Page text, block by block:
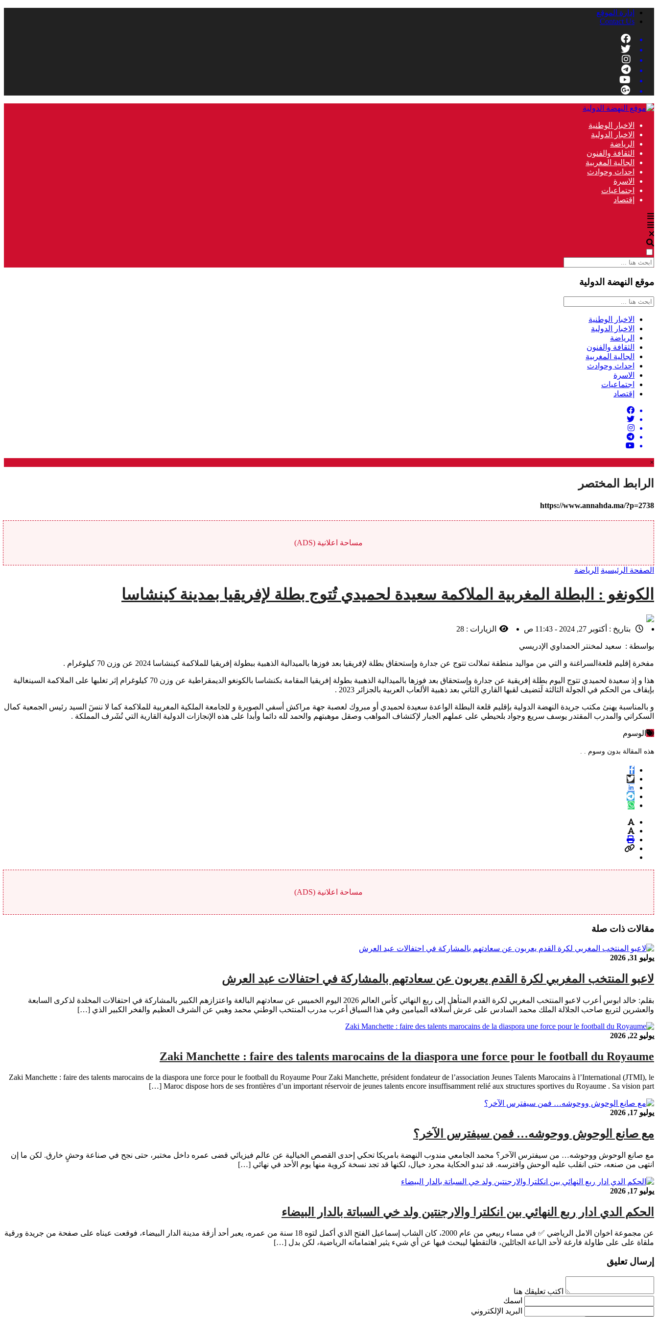
إدارة الموقع
Contact Us
الاخبار الوطنية
الاخبار الدولية
الرياضة
الثقافة والفنون
الجالية المغربية
احداث وحوادث
الاسرة
اجتماعيات
إقتصاد
موقع النهضة الدولية
الاخبار الوطنية
الاخبار الدولية
الرياضة
الثقافة والفنون
الجالية المغربية
احداث وحوادث
الاسرة
اجتماعيات
إقتصاد
×
الرابط المختصر
https://www.annahda.ma/?p=2738
مساحة اعلانية (ADS)
الصفحة الرئيسية الرياضة
الكونغو : البطلة المغربية الملاكمة سعيدة لحميدي تُتوج بطلة لإفريقيا بمدينة كينشاسا
بتاريخ : أكتوبر 27, 2024 - 11:43 ص الزيارات : 28
بواسطة : سعيد لمخنتر الحمداوي الإدريسي
مفخرة إقليم قلعةالسراغنة و التي من مواليد منطقة تملالت تتوج عن جدارة وإستحقاق بطلة لإفريقيا بعد فوزها بالميدالية الذهبية ببطولة إفريقيا للملاكمة كينشاسا 2024 عن وزن 70 كيلوغرام .
هذا و إذ سعيدة لحميدي تتوج اليوم بطلة إفريقية عن جدارة وإستحقاق بعد فوزها بالميدالية الذهبية بطولة إفريقيا المقامة بكنشاسا بالكونغو الديمقراطية عن وزن 70 كيلوغرام إثر تغلبها على الملاكمة السينغالية
بإيقاف من الحكم في الجولة الثالثة لٓتضيف لقبها القاري الثاني بعد ذهبية الألعاب العربية بالجزائر 2023 .
و بالمناسبة يهنئ مكتب جريدة النهضة الدولية بإقليم قلعة البطلة الواعدة سعيدة لحميدي أو مبروك لعصبة جهة مراكش أسفي الصويرة و للجامعة الملكية المغربية للملاكمة كما لا ننسٓ السيد رئيس الجمعية كمال
السكراتي والمدرب المقتدر يوسف سريع وجواد بلحيطي على عملهم الجبار لإكتشاف المواهب وصقل موهبتهم والحمد لله دائما وأبدا على هذه الإنجازات الدولية القارية التي تُشٓرف المملكة .
الوسوم
هذه المقالة بدون وسوم . .
مساحة اعلانية (ADS)
مقالات ذات صلة
يوليو 31, 2026
لاعبو المنتخب المغربي لكرة القدم يعربون عن سعادتهم بالمشاركة في احتفالات عيد العرش
بقلم: خالد ابوس أعرب لاعبو المنتخب المغربي لكرة القدم المتأهل إلى ربع النهائي كأس العالم 2026 اليوم الخميس عن سعادتهم البالغة واعتزازهم الكبير بالمشاركة في احتفالات المخلدة لذكرى السابعة
والعشرين لتربع صاحب الجلالة الملك محمد السادس على عرش أسلافه الميامين وفي هذا السياق أعرب مدرب المنتخب الوطني محمد وهبي عن الشرف العظيم والفخر الكبير الذي […]
يوليو 22, 2026
Zaki Manchette : faire des talents marocains de la diaspora une force pour le football du Royaume
Zaki Manchette : faire des talents marocains de la diaspora une force pour le football du Royaume Pour Zaki Manchette, président fondateur de l’association Jeunes Talents Marocains à l’International (JTMI), le
Maroc dispose hors de ses frontières d’un important réservoir de jeunes talents encore insuffisamment relié aux structures sportives du Royaume . Sa vision part […]
يوليو 17, 2026
مع صانع الوحوش ووحوشه… فمن سيفترس الآخر؟
مع صانع الوحوش ووحوشه… من سيفترس الآخر؟ محمد الجامعي مندوب النهضة بامريكا تحكي إحدى القصص الخيالية عن عالم فيزيائي قضى عمره داخل مختبر، حتى نجح في صناعة وحشٍ خارق. لكن ما إن
انتهى من صنعه، حتى انقلب عليه الوحش وافترسه. قد تبدو الحكاية مجرد خيال، لكنها قد تجد نسخة كروية منها يوم الأحد في نهائي […]
يوليو 17, 2026
الحكم الدي ادار ربع النهائي بين انكلترا والارجنتين ولد خي السباتة بالدار البيضاء
عن مجموعة اخوان الامل الرياضي ✅ في مساء ربيعي من عام 2000، كان الشاب إسماعيل الفتح الذي أكمل لتوه 18 سنة من عمره، يعبر أحد أزقة مدينة الدار البيضاء، فوقعت عيناه على صفحة من جريدة ورقية
ملقاة على على طاولة فارغة لأحد الباعة الجائلين، فالتقطها ليبحث فيها عن أي شيء يثير اهتماماته الرياضية، لكن بدل […]
إرسال تعليق
اكتب تعليقك هنا
اسمك
البريد الإلكتروني